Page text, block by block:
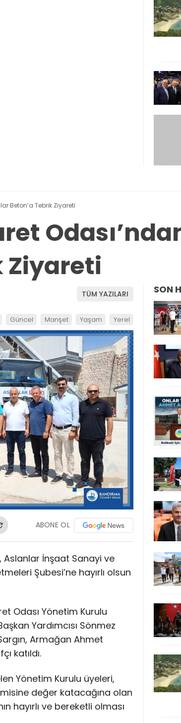
Ziyareti
ABONE OL
Aslanlar İnşaat Sanayi ve
Şubesi’ne hayırlı olsun
Yardımcısı Sönmez
Armağan Ahmet
katıldı.
değer katacağına olan
hayırlı ve bereketli olması